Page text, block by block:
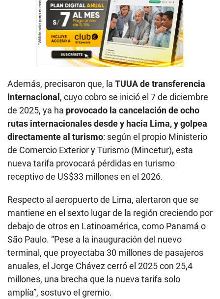
Además, precisaron que, la TUUA de transferencia
internacional, cuyo cobro se inició el 7 de diciembre
de 2025, ya ha provocado la cancelación de ocho
rutas internacionales desde y hacia Lima, y golpea
directamente al turismo: según el propio Ministerio
de Comercio Exterior y Turismo (Mincetur), esta
nueva tarifa provocará pérdidas en turismo
receptivo de US$33 millones en el 2026.
Respecto al aeropuerto de Lima, alertaron que se
mantiene en el sexto lugar de la región creciendo por
debajo de otros en Latinoamérica, como Panamá o
São Paulo. “Pese a la inauguración del nuevo
terminal, que proyectaba 30 millones de pasajeros
anuales, el Jorge Chávez cerró el 2025 con 25,4
millones, una brecha que la nueva tarifa solo
amplía”, sostuvo el gremio.